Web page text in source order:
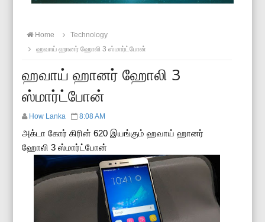
Home
Technology
ஹவாய் ஹானர் ஹோலி 3 ஸ்மார்ட்போன்
ஹவாய் ஹானர் ஹோலி 3
ஸ்மார்ட்போன்
How Lanka 8:08 AM
அக்டா கோர் கிரின் 620 இயங்கும் ஹவாய் ஹானர்
ஹோலி 3 ஸ்மார்ட்போன்